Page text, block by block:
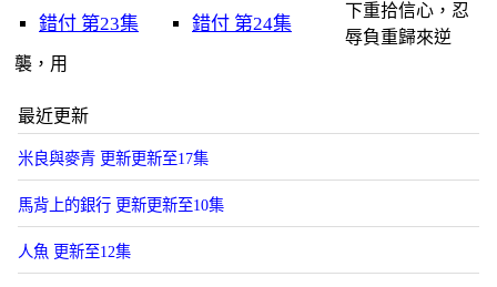
錯付 第23集
錯付 第24集
下重拾信心，忍
辱負重歸來逆
襲，用
最近更新
米良與麥青 更新更新至17集
馬背上的銀行 更新更新至10集
人魚 更新至12集